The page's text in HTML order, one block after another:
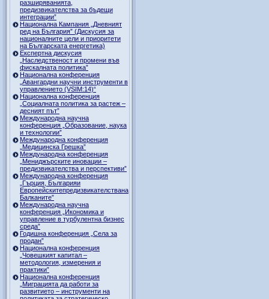
разширяванията,
предизвикателства за бъдещи
интеграции”
Национална Кампания „Дневният
ред на България” (Дискусия за
националните цели и приоритети
на Българската енергетика)
Експертна дискусия
„Наследственост и промени във
фискалната политика”
Национална конференция
„Авангардни научни инструменти в
управлението (VSIM:14)“
Национална конференция
„Социалната политика за растеж –
десният път”
Международна научна
конференция „Образование, наука
и технологии”
Международна конференция
„Медицинска Грешка”
Международна конференция
„Мениджърските иновации –
предизвикателства и перспективи”
Международна конференция
„Гърция, Българияи
Европейскитепредизвикателствана
Балканите”
Международна научна
конференция „Икономика и
управление в турбулентна бизнес
среда”
Годишна конференция „Селa за
продан”
Национална конференция
„Човешкият капитал –
методология, измерения и
практики”
Национална конференция
„Миграцията да работи за
развитието – инструменти на